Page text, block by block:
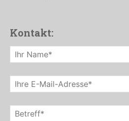
Kontakt: